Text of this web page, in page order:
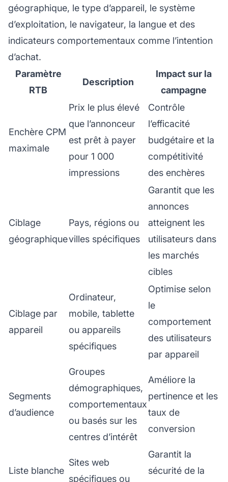
géographique, le type d’appareil, le système
d’exploitation, le navigateur, la langue et des
indicateurs comportementaux comme l’intention
d’achat.
Paramètre
RTB
Description
Impact sur la
campagne
Enchère CPM
maximale
Prix le plus élevé
que l’annonceur
est prêt à payer
pour 1 000
impressions
Contrôle
l’efficacité
budgétaire et la
compétitivité
des enchères
Ciblage
géographique
Pays, régions ou
villes spécifiques
Garantit que les
annonces
atteignent les
utilisateurs dans
les marchés
cibles
Ciblage par
appareil
Ordinateur,
mobile, tablette
ou appareils
spécifiques
Optimise selon
le
comportement
des utilisateurs
par appareil
Segments
d’audience
Groupes
démographiques,
comportementaux
ou basés sur les
centres d’intérêt
Améliore la
pertinence et les
taux de
conversion
Liste blanche
Sites web
spécifiques ou
Garantit la
sécurité de la